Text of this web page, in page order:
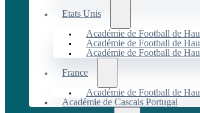
Etats Unis
Académie de Football de
Académie de Football de
Académie de Football de
France
Académie de Football de
Académie de Cascais Portugal